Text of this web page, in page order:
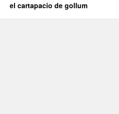
el cartapacio de gollum